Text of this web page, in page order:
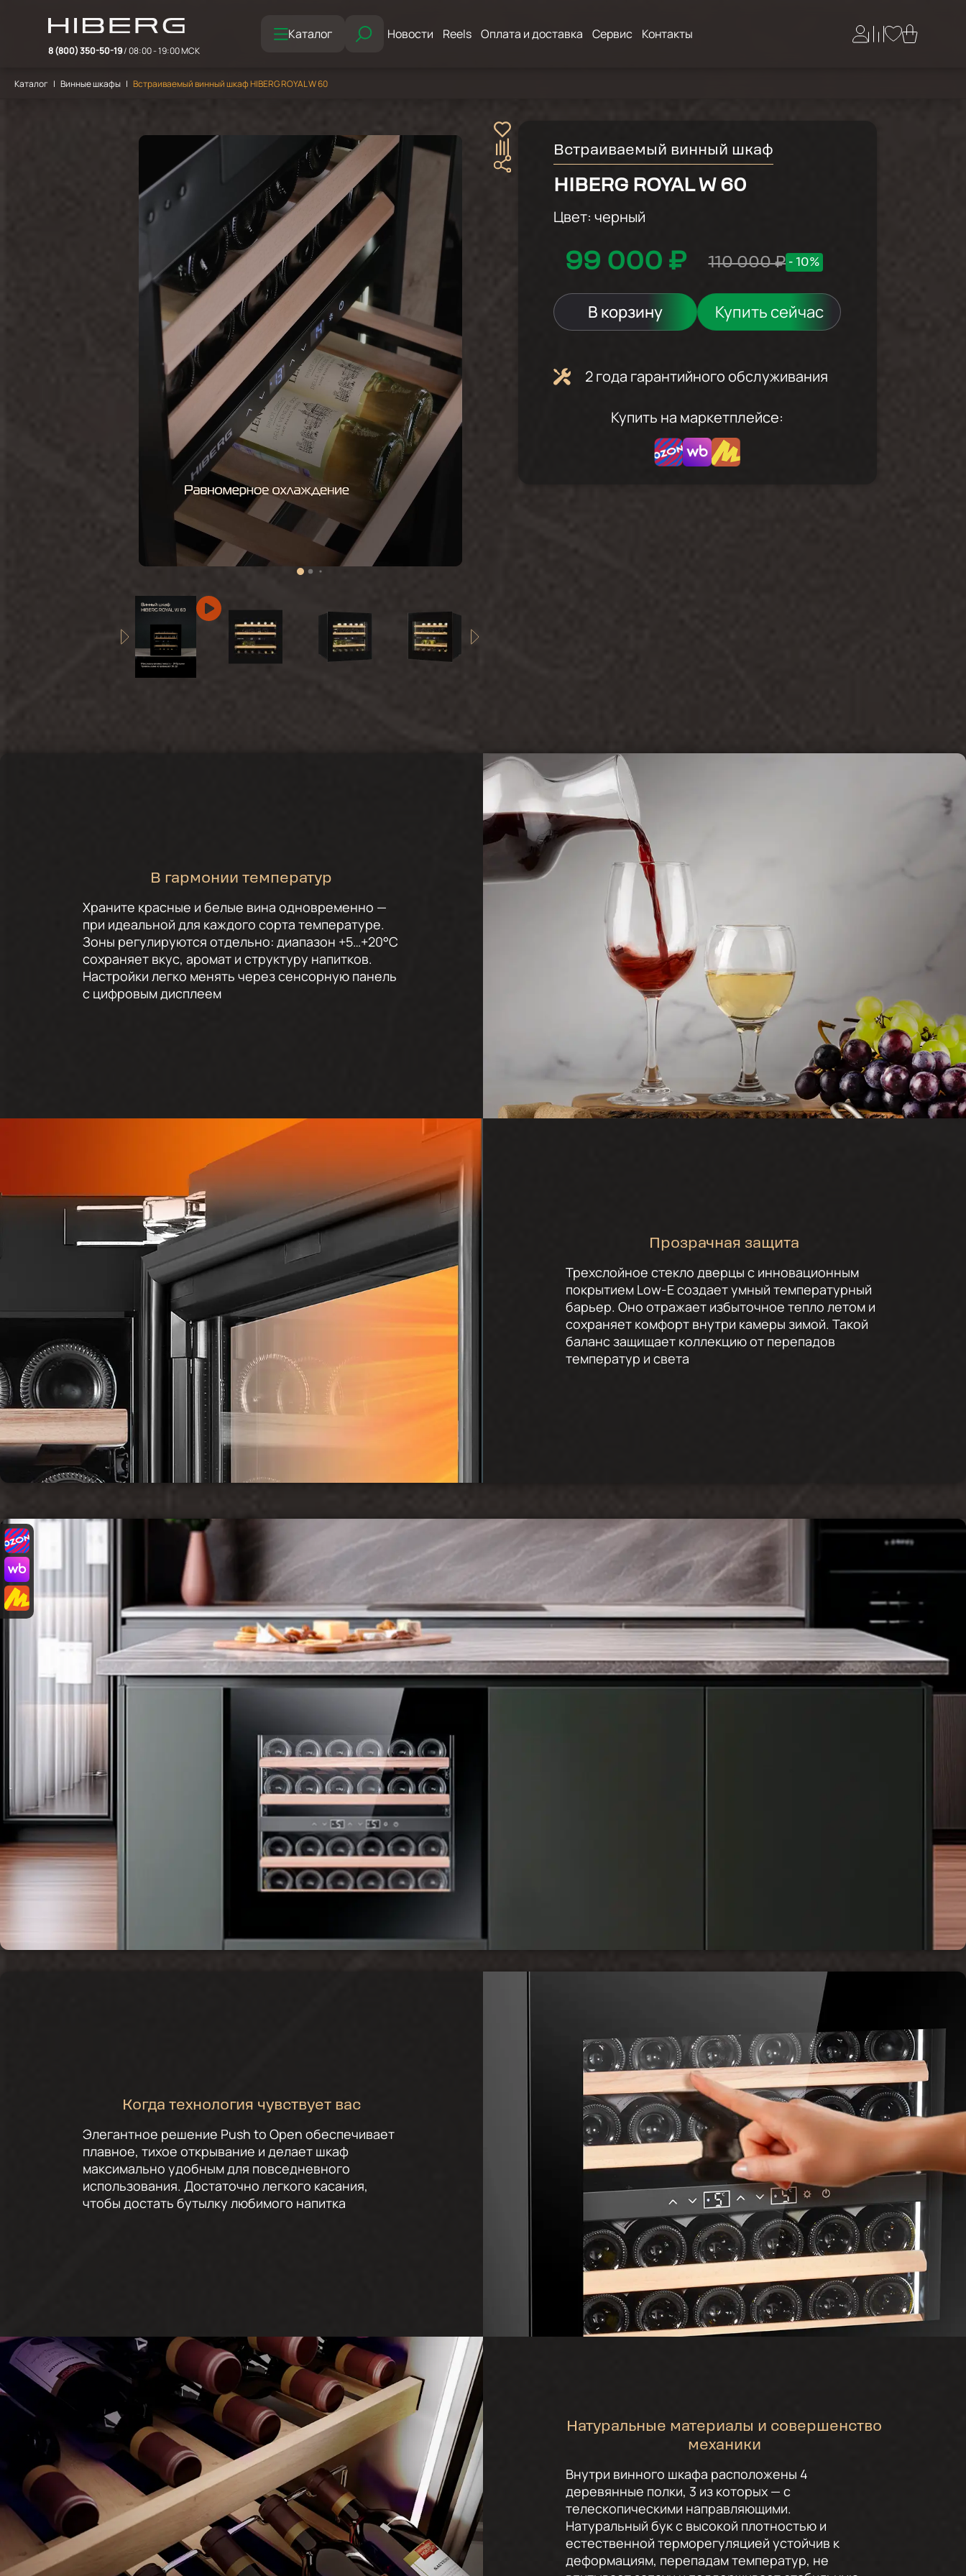
8 (800) 350-50-19/ 08:00 - 19:00 МСК
Каталог Новости Reels Оплата и доставка Сервис Контакты
Каталог Винные шкафы Встраиваемый винный шкаф HIBERG ROYAL W 60
Встраиваемый винный шкаф
HIBERG ROYAL W 60
Цвет:черный
99 000 ₽ 110 000 ₽ - 10%
В корзину Купить сейчас
2 года гарантийного обслуживания
Купить на маркетплейсе:
В гармонии температур
Храните красные и белые вина одновременно —
при идеальной для каждого сорта температуре.
Зоны регулируются отдельно: диапазон +5…+20°C
сохраняет вкус, аромат и структуру напитков.
Настройки легко менять через сенсорную панель
с цифровым дисплеем
Прозрачная защита
Трехслойное стекло дверцы с инновационным
покрытием Low-E создает умный температурный
барьер. Оно отражает избыточное тепло летом и
сохраняет комфорт внутри камеры зимой. Такой
баланс защищает коллекцию от перепадов
температур и света
Когда технология чувствует вас
Элегантное решение Push to Open обеспечивает
плавное, тихое открывание и делает шкаф
максимально удобным для повседневного
использования. Достаточно легкого касания,
чтобы достать бутылку любимого напитка
Натуральные материалы и совершенство
механики
Внутри винного шкафа расположены 4
деревянные полки, 3 из которых — с
телескопическими направляющими.
Натуральный бук с высокой плотностью и
естественной терморегуляцией устойчив к
деформациям, перепадам температур, не